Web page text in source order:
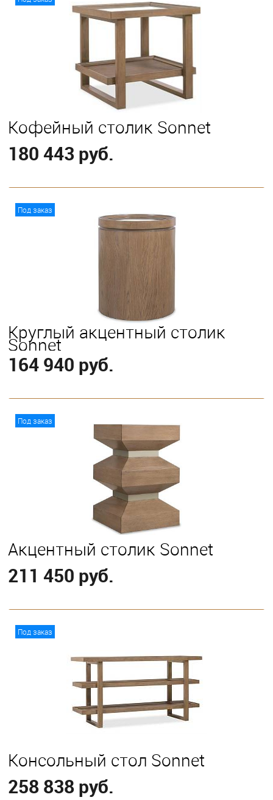
Кофейный столик Sonnet
180 443 руб.
Под заказ
Круглый акцентный столик
Sonnet
164 940 руб.
Под заказ
Акцентный столик Sonnet
211 450 руб.
Под заказ
Консольный стол Sonnet
258 838 руб.